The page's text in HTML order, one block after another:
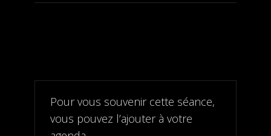
Pour vous souvenir cette séance,
vous pouvez l’ajouter à votre